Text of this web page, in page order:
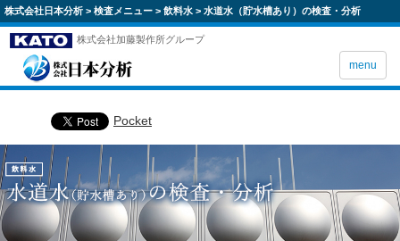
株式会社日本分析 > 検査メニュー > 飲料水 > 水道水（貯水槽あり）の検査・分析
株式会社加藤製作所グループ
menu
Pocket